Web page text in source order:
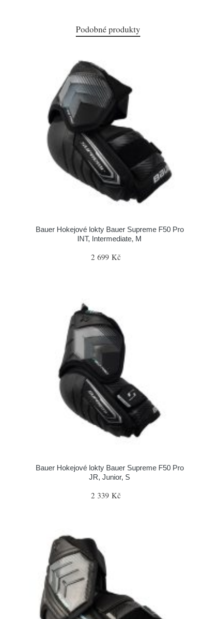
Podobné produkty
Bauer Hokejové lokty Bauer Supreme F50 Pro
INT, Intermediate, M
2 699 Kč
Bauer Hokejové lokty Bauer Supreme F50 Pro
JR, Junior, S
2 339 Kč